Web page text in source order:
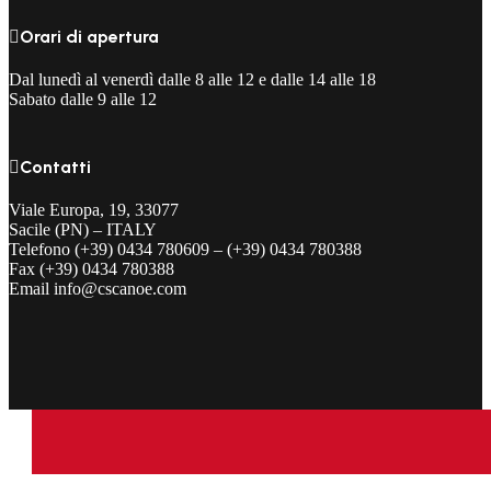
Orari di apertura
Dal lunedì al venerdì dalle 8 alle 12 e dalle 14 alle 18
Sabato dalle 9 alle 12
Contatti
Viale Europa, 19, 33077
Sacile (PN) – ITALY
Telefono (+39) 0434 780609 – (+39) 0434 780388
Fax (+39) 0434 780388
Email info@cscanoe.com